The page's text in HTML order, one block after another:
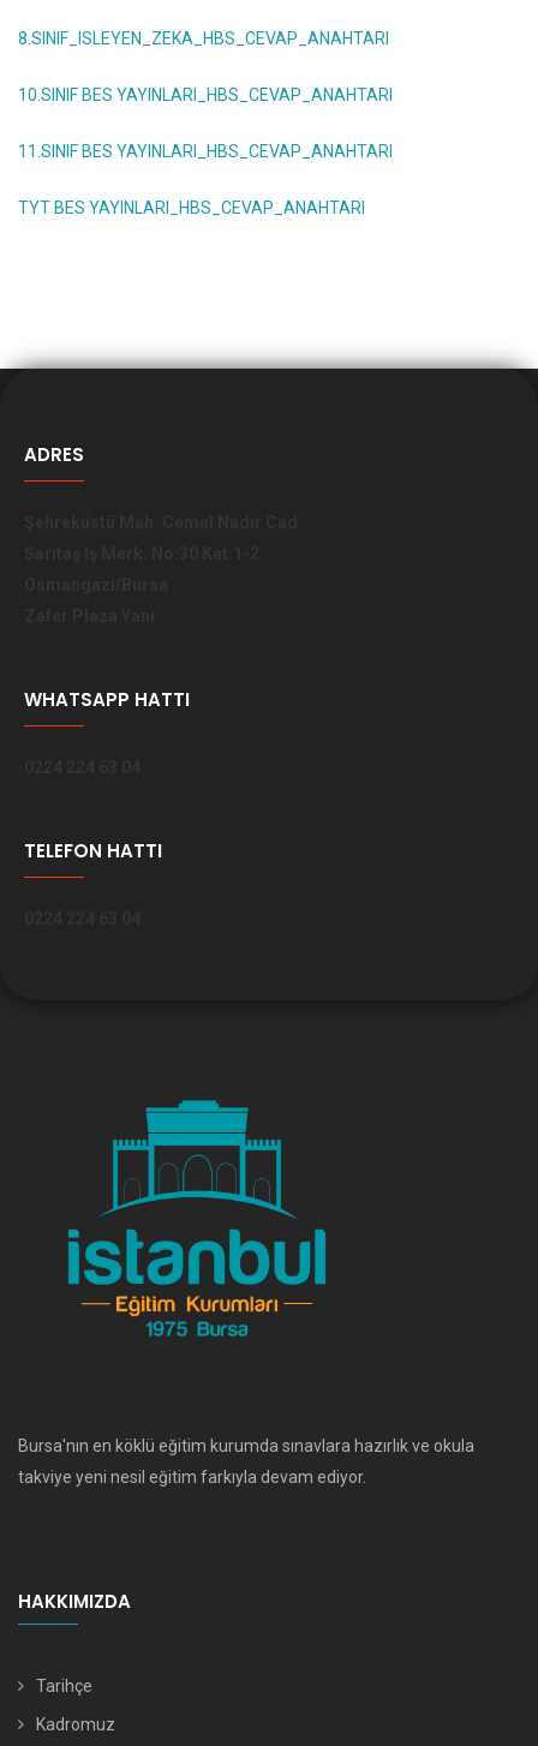
8.SINIF_ISLEYEN_ZEKA_HBS_CEVAP_ANAHTARI
10.SINIF BES YAYINLARI_HBS_CEVAP_ANAHTARI
11.SINIF BES YAYINLARI_HBS_CEVAP_ANAHTARI
TYT BES YAYINLARI_HBS_CEVAP_ANAHTARI
ADRES
WHATSAPP HATTI
TELEFON HATTI
Bursa'nın en köklü eğitim kurumda sınavlara hazırlık ve okula
takviye yeni nesil eğitim farkıyla devam ediyor.
HAKKIMIZDA
Tarihçe
Kadromuz